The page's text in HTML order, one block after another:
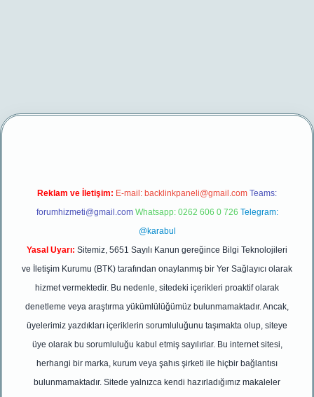
betexper yeni giriş
Reklam ve İletişim: E-mail: backlinkpaneli@gmail.com Teams:
forumhizmeti@gmail.com Whatsapp: 0262 606 0 726 Telegram:
@karabul
Yasal Uyarı: Sitemiz, 5651 Sayılı Kanun gereğince Bilgi Teknolojileri
ve İletişim Kurumu (BTK) tarafından onaylanmış bir Yer Sağlayıcı olarak
hizmet vermektedir. Bu nedenle, sitedeki içerikleri proaktif olarak
denetleme veya araştırma yükümlülüğümüz bulunmamaktadır. Ancak,
üyelerimiz yazdıkları içeriklerin sorumluluğunu taşımakta olup, siteye
üye olarak bu sorumluluğu kabul etmiş sayılırlar. Bu internet sitesi,
herhangi bir marka, kurum veya şahıs şirketi ile hiçbir bağlantısı
bulunmamaktadır. Sitede yalnızca kendi hazırladığımız makaleler